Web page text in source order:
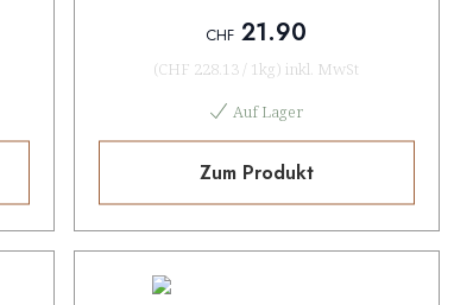
CHF 21.90
(CHF 228.13 / 1kg) inkl. MwSt
Auf Lager
Zum Produkt